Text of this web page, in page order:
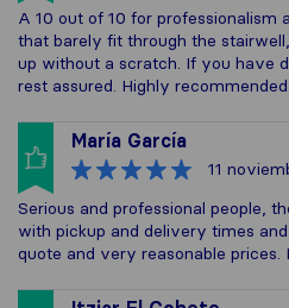
A 10 out of 10 for professionalism
that barely fit through the
up without a scratch. If you have
rest assured. Highly recommended.
María García
11
Serious and professional people,
with pickup and delivery times
quote and very reasonable prices.